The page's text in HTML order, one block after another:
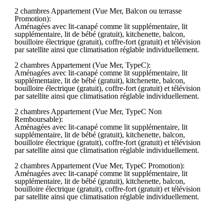
2 chambres Appartement (Vue Mer, Balcon ou terrasse
Promotion):
Aménagées avec lit-canapé comme lit supplémentaire, lit
supplémentaire, lit de bébé (gratuit), kitchenette, balcon,
bouilloire électrique (gratuit), coffre-fort (gratuit) et télévision
par satellite ainsi que climatisation réglable individuellement.
2 chambres Appartement (Vue Mer, TypeC):
Aménagées avec lit-canapé comme lit supplémentaire, lit
supplémentaire, lit de bébé (gratuit), kitchenette, balcon,
bouilloire électrique (gratuit), coffre-fort (gratuit) et télévision
par satellite ainsi que climatisation réglable individuellement.
2 chambres Appartement (Vue Mer, TypeC Non
Remboursable):
Aménagées avec lit-canapé comme lit supplémentaire, lit
supplémentaire, lit de bébé (gratuit), kitchenette, balcon,
bouilloire électrique (gratuit), coffre-fort (gratuit) et télévision
par satellite ainsi que climatisation réglable individuellement.
2 chambres Appartement (Vue Mer, TypeC Promotion):
Aménagées avec lit-canapé comme lit supplémentaire, lit
supplémentaire, lit de bébé (gratuit), kitchenette, balcon,
bouilloire électrique (gratuit), coffre-fort (gratuit) et télévision
par satellite ainsi que climatisation réglable individuellement.